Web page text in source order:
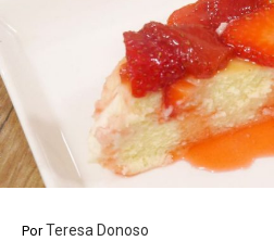
PorTeresa Donoso